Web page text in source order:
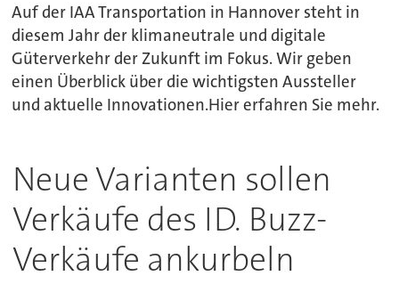
Auf der IAA Transportation in Hannover steht in
diesem Jahr der klimaneutrale und digitale
Güterverkehr der Zukunft im Fokus. Wir geben
einen Überblick über die wichtigsten Aussteller
und aktuelle Innovationen.Hier erfahren Sie mehr.
Neue Varianten sollen
Verkäufe des ID. Buzz-
Verkäufe ankurbeln